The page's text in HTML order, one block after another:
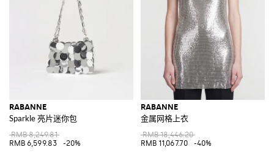
RABANNE
Sparkle 亮片迷你包
RMB 8,249.81
RMB 6,599.83
-20%
RABANNE
金属网格上衣
RMB 18,446.20
RMB 11,067.70
-40%